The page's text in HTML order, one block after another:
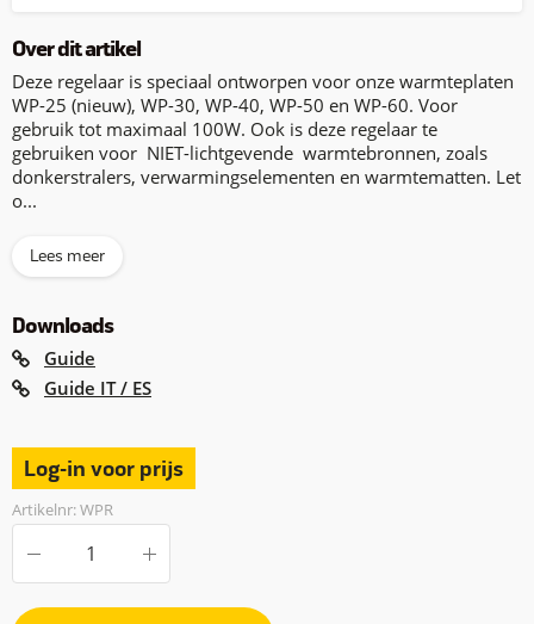
Over dit artikel
Deze regelaar is speciaal ontworpen voor onze warmteplaten
WP-25 (nieuw), WP-30, WP-40, WP-50 en WP-60. Voor
gebruik tot maximaal 100W. Ook is deze regelaar te
gebruiken voor NIET-lichtgevende warmtebronnen, zoals
donkerstralers, verwarmingselementen en warmtematten. Let
o...
Lees meer
Downloads
Guide
Guide IT / ES
Log-in voor prijs
Artikelnr: WPR